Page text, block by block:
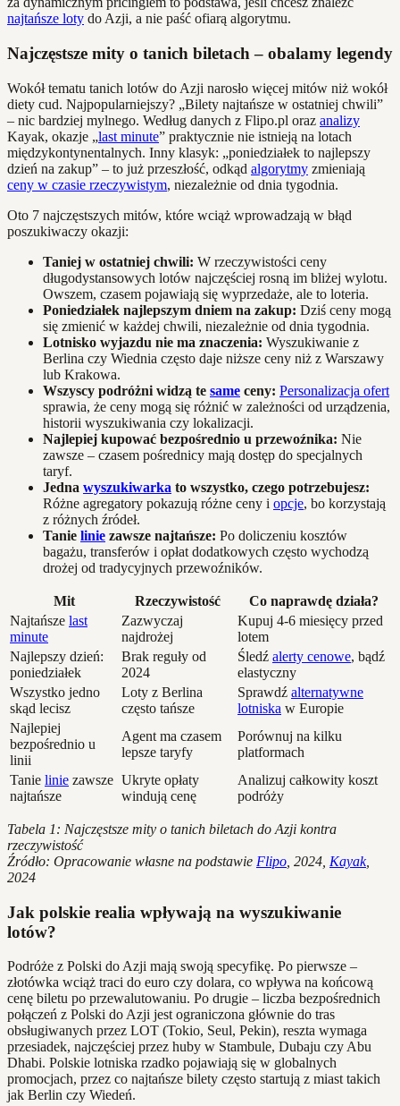
najtańsze loty do Azji, a nie paść ofiarą algorytmu.
Najczęstsze mity o tanich biletach – obalamy legendy
Wokół tematu tanich lotów do Azji narosło więcej mitów niż wokół
diety cud. Najpopularniejszy? „Bilety najtańsze w ostatniej chwili”
– nic bardziej mylnego. Według danych z Flipo.pl oraz analizy
Kayak, okazje „last minute” praktycznie nie istnieją na lotach
międzykontynentalnych. Inny klasyk: „poniedziałek to najlepszy
dzień na zakup” – to już przeszłość, odkąd algorytmy zmieniają
ceny w czasie rzeczywistym, niezależnie od dnia tygodnia.
Oto 7 najczęstszych mitów, które wciąż wprowadzają w błąd
poszukiwaczy okazji:
Taniej w ostatniej chwili: W rzeczywistości ceny
długodystansowych lotów najczęściej rosną im bliżej wylotu.
Owszem, czasem pojawiają się wyprzedaże, ale to loteria.
Poniedziałek najlepszym dniem na zakup: Dziś ceny mogą
się zmienić w każdej chwili, niezależnie od dnia tygodnia.
Lotnisko wyjazdu nie ma znaczenia: Wyszukiwanie z
Berlina czy Wiednia często daje niższe ceny niż z Warszawy
lub Krakowa.
Wszyscy podróżni widzą te same ceny: Personalizacja ofert
sprawia, że ceny mogą się różnić w zależności od urządzenia,
historii wyszukiwania czy lokalizacji.
Najlepiej kupować bezpośrednio u przewoźnika: Nie
zawsze – czasem pośrednicy mają dostęp do specjalnych
taryf.
Jedna wyszukiwarka to wszystko, czego potrzebujesz:
Różne agregatory pokazują różne ceny i opcje, bo korzystają
z różnych źródeł.
Tanie linie zawsze najtańsze: Po doliczeniu kosztów
bagażu, transferów i opłat dodatkowych często wychodzą
drożej od tradycyjnych przewoźników.
Mit Rzeczywistość
Co naprawdę działa?
Najtańsze last
minute
Zazwyczaj
najdrożej
Kupuj 4-6 miesięcy przed
lotem
Najlepszy dzień:
poniedziałek
Brak reguły od
2024
Śledź alerty cenowe, bądź
elastyczny
Wszystko jedno
skąd lecisz
Loty z Berlina
często tańsze
Sprawdź alternatywne
lotniska w Europie
Najlepiej
bezpośrednio u
linii
Agent ma czasem
lepsze taryfy
Porównuj na kilku
platformach
Tanie linie zawsze
najtańsze
Ukryte opłaty
windują cenę
Analizuj całkowity koszt
podróży
Tabela 1: Najczęstsze mity o tanich biletach do Azji kontra
rzeczywistość
Źródło: Opracowanie własne na podstawie Flipo , 2024, Kayak,
2024
Jak polskie realia wpływają na wyszukiwanie
lotów?
Podróże z Polski do Azji mają swoją specyfikę. Po pierwsze –
złotówka wciąż traci do euro czy dolara, co wpływa na końcową
cenę biletu po przewalutowaniu. Po drugie – liczba bezpośrednich
połączeń z Polski do Azji jest ograniczona głównie do tras
obsługiwanych przez LOT (Tokio, Seul, Pekin), reszta wymaga
przesiadek, najczęściej przez huby w Stambule, Dubaju czy Abu
Dhabi. Polskie lotniska rzadko pojawiają się w globalnych
promocjach, przez co najtańsze bilety często startują z miast takich
jak Berlin czy Wiedeń.